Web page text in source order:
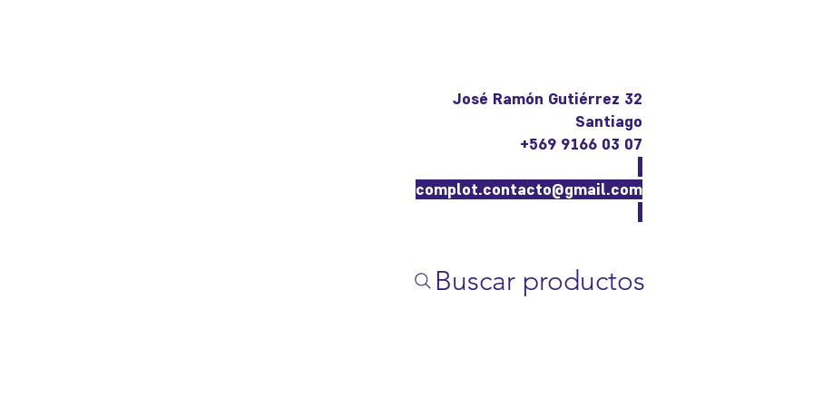
José Ramón Gutiérrez 32
Santiago
+569 9166 03 07
complot.contacto@gmail.com
Buscar productos